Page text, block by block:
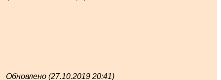
Обновлено (27.10.2019 20:41)